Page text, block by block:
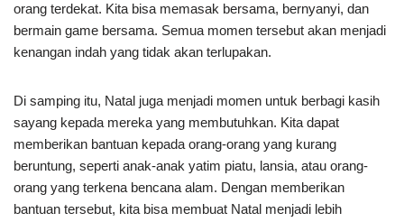
orang terdekat. Kita bisa memasak bersama, bernyanyi, dan
bermain game bersama. Semua momen tersebut akan menjadi
kenangan indah yang tidak akan terlupakan.
Di samping itu, Natal juga menjadi momen untuk berbagi kasih
sayang kepada mereka yang membutuhkan. Kita dapat
memberikan bantuan kepada orang-orang yang kurang
beruntung, seperti anak-anak yatim piatu, lansia, atau orang-
orang yang terkena bencana alam. Dengan memberikan
bantuan tersebut, kita bisa membuat Natal menjadi lebih